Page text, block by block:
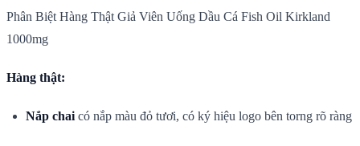
Phân Biệt Hàng Thật Giả Viên Uống Dầu Cá Fish Oil Kirkland
1000mg
Hàng thật:
Nắp chai có nắp màu đỏ tươi, có ký hiệu logo bên torng rõ ràng